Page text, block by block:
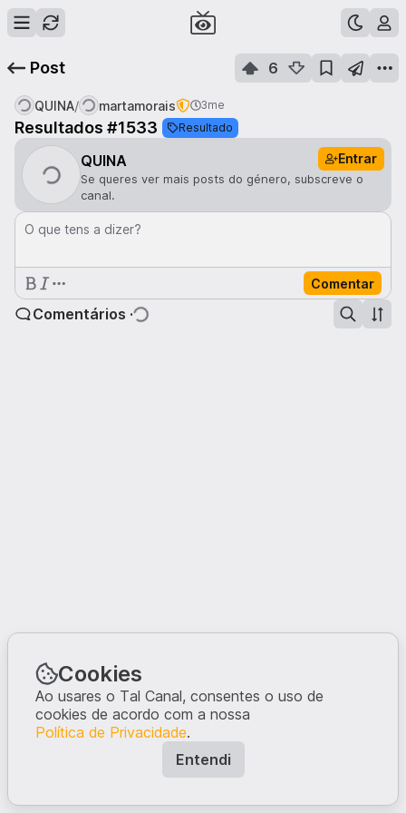
Post 6
QUINA/ martamorais 3me
Resultados #1533 Resultado
QUINA Entrar
Se queres ver mais posts do género, subscreve o
canal.
O que tens a dizer?
Comentar
Comentários ·
Cookies
Ao usares o Tal Canal, consentes o uso de
cookies de acordo com a nossa
Política de Privacidade.
Entendi